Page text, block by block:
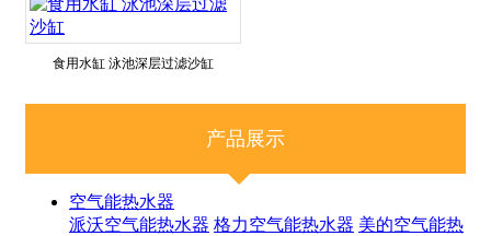
食用水缸 泳池深层过滤沙缸
产品展示
空气能热水器
派沃空气能热水器 格力空气能热水器 美的空气能热